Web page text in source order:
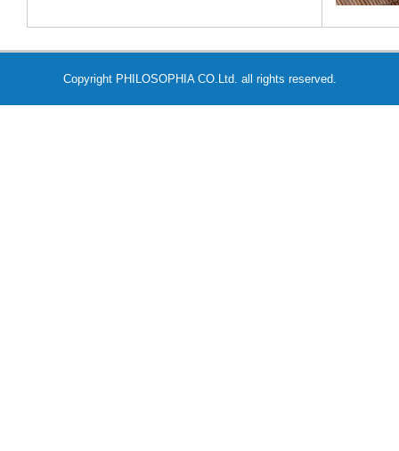
Copyright PHILOSOPHIA CO.Ltd. all rights reserved.